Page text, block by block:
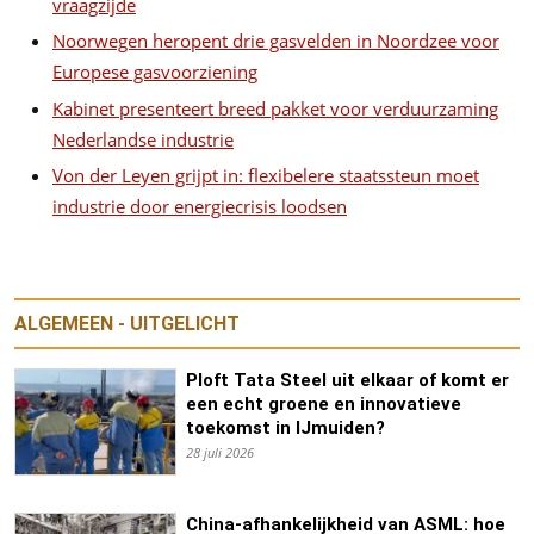
Noorwegen heropent drie gasvelden in Noordzee voor
Europese gasvoorziening
Kabinet presenteert breed pakket voor verduurzaming
Nederlandse industrie
Von der Leyen grijpt in: flexibelere staatssteun moet
industrie door energiecrisis loodsen
ALGEMEEN - UITGELICHT
Ploft Tata Steel uit elkaar of komt er
een echt groene en innovatieve
toekomst in IJmuiden?
28 juli 2026
China-afhankelijkheid van ASML: hoe